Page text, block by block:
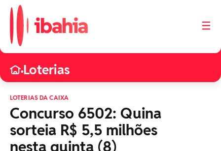
☰
•Loterias
LOTERIAS DA CAIXA
Concurso 6502: Quina
sorteia R$ 5,5 milhões
nesta quinta (8)